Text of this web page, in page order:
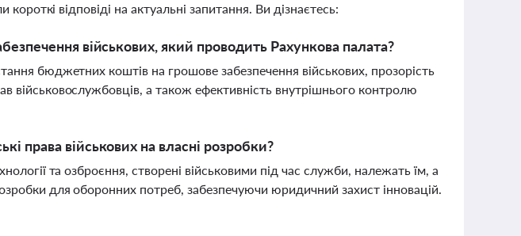
відповіді на актуальні запитання. Ви дізнаєтесь:
військових, який проводить Рахункова палата?
бюджетних коштів на грошове забезпечення військових, прозорість
військовослужбовців, а також ефективність внутрішнього контролю
права військових на власні розробки?
та озброєння, створені військовими під час служби, належать їм, а
для оборонних потреб, забезпечуючи юридичний захист інновацій.